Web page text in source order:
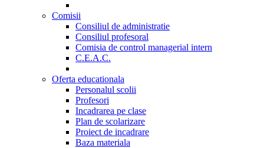
Comisii
Consiliul de administratie
Consiliul profesoral
Comisia de control managerial intern
C.E.A.C.
Oferta educationala
Personalul scolii
Profesori
Incadrarea pe clase
Plan de scolarizare
Proiect de incadrare
Baza materiala